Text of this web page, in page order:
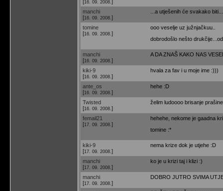
[16. 09. 2008. ]
manchi
[16. 09. 2008. ]
...a utješenih će svakako
tomine
[16. 09. 2008. ]
ooo veselje uz južnjačkuu..
dobrodošlo nešto
manchi
[16. 09. 2008. ]
A DA ZNAŠ KAKO NAS
kiki-9
[16. 09. 2008. ]
hvala za fav i u moje ime :)))
ante_os
[16. 09. 2008. ]
hehe :D
Twisted
[16. 09. 2008. ]
želim ludoooo brisanje
femail21
[17. 09. 2008. ]
hehehe, nekome je gaadna
tomine :*
kiki-9
[17. 09. 2008. ]
nema krize dok je utjehe :D
manchi
[17. 09. 2008. ]
ko je u krizi taj i klizi :)
manchi
[17. 09. 2008. ]
DOBRO JUTRO SVIMA